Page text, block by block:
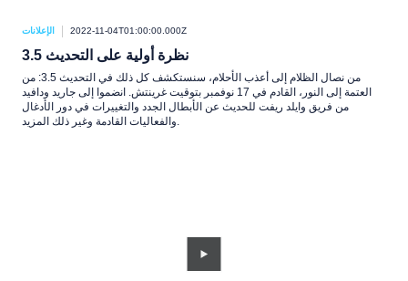
الإعلانات 2022-11-04T01:00:00.000Z
نظرة أولية على التحديث 3.5
من نصال الظلام إلى أعذب الأحلام، سنستكشف كل ذلك في التحديث 3.5: من
العتمة إلى النور، القادم في 17 نوفمبر بتوقيت غرينتش. انضموا إلى جاريد ودافيد
من فريق وايلد ريفت للحديث عن الأبطال الجدد والتغييرات في دور الأدغال
والفعاليات القادمة وغير ذلك المزيد.